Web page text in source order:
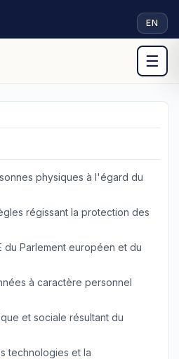
EN
☰
physiques à l'égard du
régissant la protection des
du Parlement européen et du
à caractère personnel
et sociale résultant du
technologies et la